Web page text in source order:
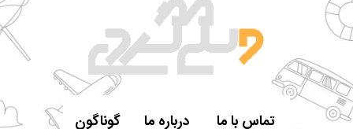
تماس با ما درباره ما گوناگون